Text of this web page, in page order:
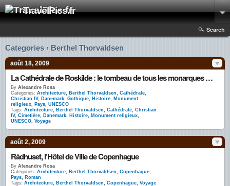
TravelPics.fr
Search
Categories › Berthel Thorvaldsen
août 18, 2009
La Cathédrale de Roskilde : le tombeau de tous les monarques danois
By Alexandre Rosa
Categories: Architecture, Berthel Thorvaldsen, Cathédrale,
Christian IV, Danemark, Gothique, Histoire, Monument
religieux, Pays, UNESCO
Tags: Architecture, Berthel Thorvaldsen, Cathédrale, Christian
IV, Cimetière, Danemark, Histoire, Monument religieux,
UNESCO, Voyage
août 2, 2009
Rådhuset, l’Hôtel de Ville de Copenhague
By Alexandre Rosa
Categories: Architecture, Berthel Thorvaldsen, Copenhague,
Pays, Roman
Tags: Architecture, Berthel Thorvaldsen, Copenhague, Voyage